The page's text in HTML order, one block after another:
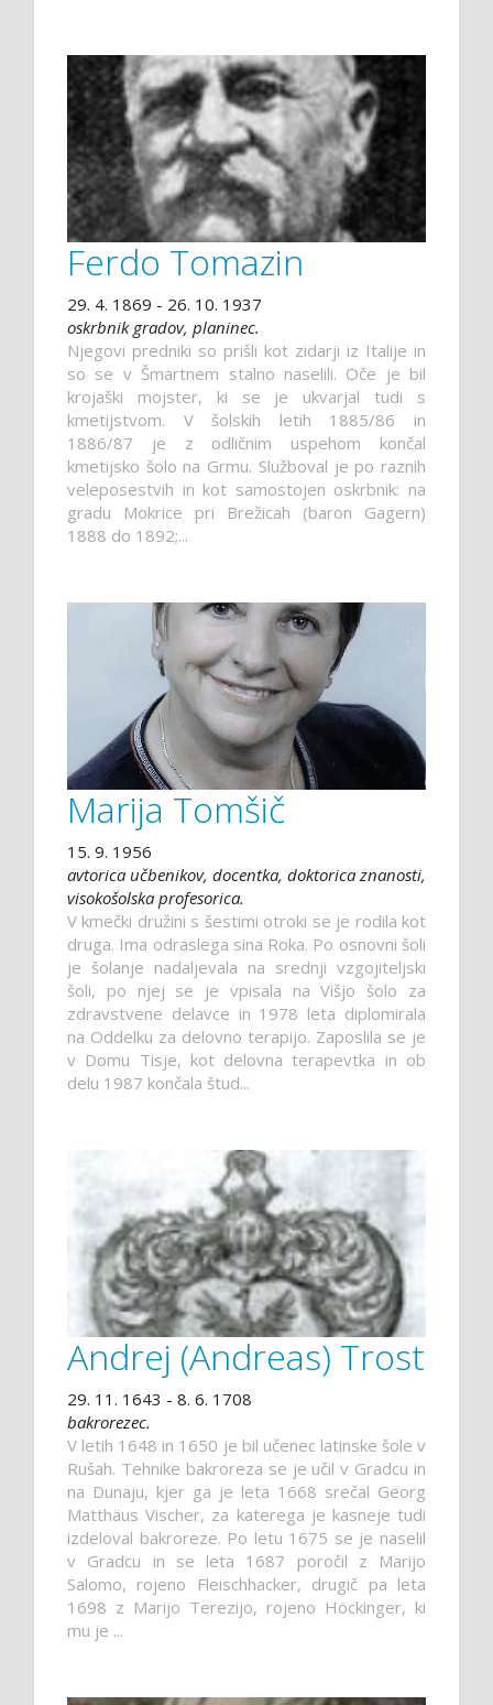
Ferdo Tomazin
29. 4. 1869 - 26. 10. 1937
oskrbnik gradov, planinec.
Njegovi predniki so prišli kot zidarji iz Italije in
so se v Šmartnem stalno naselili. Oče je bil
krojaški mojster, ki se je ukvarjal tudi s
kmetijstvom. V šolskih letih 1885/86 in
1886/87 je z odličnim uspehom končal
kmetijsko šolo na Grmu. Služboval je po raznih
veleposestvih in kot samostojen oskrbnik: na
gradu Mokrice pri Brežicah (baron Gagern)
1888 do 1892;...
Marija Tomšič
15. 9. 1956
avtorica učbenikov, docentka, doktorica znanosti,
visokošolska profesorica.
V kmečki družini s šestimi otroki se je rodila kot
druga. Ima odraslega sina Roka. Po osnovni šoli
je šolanje nadaljevala na srednji vzgojiteljski
šoli, po njej se je vpisala na Višjo šolo za
zdravstvene delavce in 1978 leta diplomirala
na Oddelku za delovno terapijo. Zaposlila se je
v Domu Tisje, kot delovna terapevtka in ob
delu 1987 končala štud...
Andrej (Andreas) Trost
29. 11. 1643 - 8. 6. 1708
bakrorezec.
V letih 1648 in 1650 je bil učenec latinske šole v
Rušah. Tehnike bakroreza se je učil v Gradcu in
na Dunaju, kjer ga je leta 1668 srečal Georg
Matthäus Vischer, za katerega je kasneje tudi
izdeloval bakroreze. Po letu 1675 se je naselil
v Gradcu in se leta 1687 poročil z Marijo
Salomo, rojeno Fleischhacker, drugič pa leta
1698 z Marijo Terezijo, rojeno Höckinger, ki
mu je ...